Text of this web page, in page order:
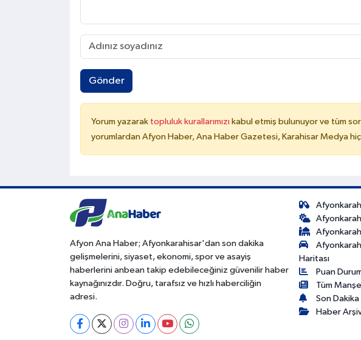
Gönder
Yorum yazarak topluluk kurallarımızı kabul etmiş bulunuyor ve tüm
yorumlardan Afyon Haber, Ana Haber Gazetesi, Karahisar Medya
Afyon Ana Haber; Afyonkarahisar'dan son dakika
gelişmelerini, siyaset, ekonomi, spor ve asayiş
haberlerini anbean takip edebileceğiniz güvenilir haber
kaynağınızdır. Doğru, tarafsız ve hızlı haberciliğin
adresi.
Haritası
Puan
Tüm
Son
Haber